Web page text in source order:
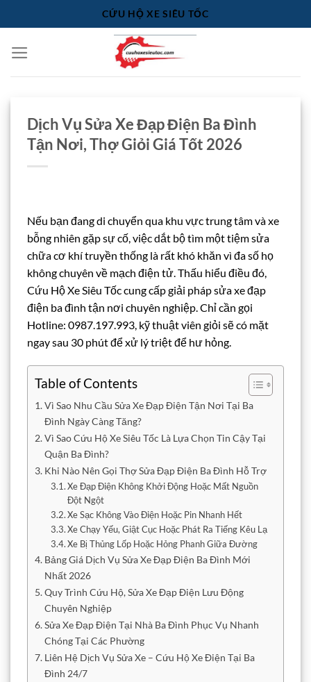
qua
dung
CỨU HỘ XE SIÊU TỐC
Dịch Vụ Sửa Xe Đạp Điện Ba Đình
Tận Nơi, Thợ Giỏi Giá Tốt 2026
Nếu bạn đang di chuyển qua khu vực trung tâm và xe
bỗng nhiên gặp sự cố, việc dắt bộ tìm một tiệm sửa
chữa cơ khí truyền thống là rất khó khăn vì đa số họ
không chuyên về mạch điện tử. Thấu hiểu điều đó,
Cứu Hộ Xe Siêu Tốc cung cấp giải pháp sửa xe đạp
điện ba đình tận nơi chuyên nghiệp. Chỉ cần gọi
Hotline: 0987.197.993, kỹ thuật viên giỏi sẽ có mặt
ngay sau 30 phút để xử lý triệt để hư hỏng.
Table of Contents
Vì Sao Nhu Cầu Sửa Xe Đạp Điện Tận Nơi Tại Ba
Đình Ngày Càng Tăng?
Vì Sao Cứu Hộ Xe Siêu Tốc Là Lựa Chọn Tin Cậy Tại
Quận Ba Đình?
Khi Nào Nên Gọi Thợ Sửa Đạp Điện Ba Đình Hỗ Trợ
Xe Đạp Điện Không Khởi Động Hoặc Mất Nguồn
Đột Ngột
Xe Sạc Không Vào Điện Hoặc Pin Nhanh Hết
Xe Chạy Yếu, Giật Cục Hoặc Phát Ra Tiếng Kêu Lạ
Xe Bị Thủng Lốp Hoặc Hỏng Phanh Giữa Đường
Bảng Giá Dịch Vụ Sửa Xe Đạp Điện Ba Đình Mới
Nhất 2026
Quy Trình Cứu Hộ, Sửa Xe Đạp Điện Lưu Động
Chuyên Nghiệp
Sửa Xe Đạp Điện Tại Nhà Ba Đình Phục Vụ Nhanh
Chóng Tại Các Phường
Liên Hệ Dịch Vụ Sửa Xe – Cứu Hộ Xe Điện Tại Ba
Đình 24/7